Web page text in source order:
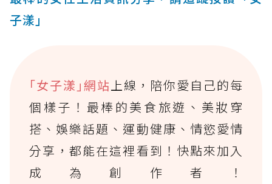
子漾」
｢女子漾｣網站上線，陪你愛自己的每
個樣子！最棒的美食旅遊、美妝穿
搭、娛樂話題、運動健康、情慾愛情
分享，都能在這裡看到！快點來加入
成為創作者！